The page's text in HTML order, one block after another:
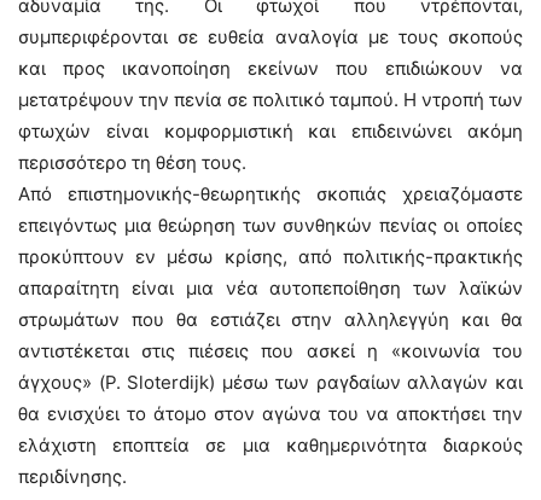
αδυναμία της. Οι φτωχοί που ντρέπονται,
συμπεριφέρονται σε ευθεία αναλογία με τους σκοπούς
και προς ικανοποίηση εκείνων που επιδιώκουν να
μετατρέψουν την πενία σε πολιτικό ταμπού. Η ντροπή των
φτωχών είναι κομφορμιστική και επιδεινώνει ακόμη
περισσότερο τη θέση τους.
Από επιστημονικής-θεωρητικής σκοπιάς χρειαζόμαστε
επειγόντως μια θεώρηση των συνθηκών πενίας οι οποίες
προκύπτουν εν μέσω κρίσης, από πολιτικής-πρακτικής
απαραίτητη είναι μια νέα αυτοπεποίθηση των λαϊκών
στρωμάτων που θα εστιάζει στην αλληλεγγύη και θα
αντιστέκεται στις πιέσεις που ασκεί η «κοινωνία του
άγχους» (P. Sloterdijk) μέσω των ραγδαίων αλλαγών και
θα ενισχύει το άτομο στον αγώνα του να αποκτήσει την
ελάχιστη εποπτεία σε μια καθημερινότητα διαρκούς
περιδίνησης.